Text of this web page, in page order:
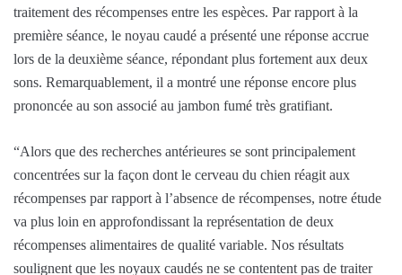
traitement des récompenses entre les espèces. Par rapport à la
première séance, le noyau caudé a présenté une réponse accrue
lors de la deuxième séance, répondant plus fortement aux deux
sons. Remarquablement, il a montré une réponse encore plus
prononcée au son associé au jambon fumé très gratifiant.
“Alors que des recherches antérieures se sont principalement
concentrées sur la façon dont le cerveau du chien réagit aux
récompenses par rapport à l’absence de récompenses, notre étude
va plus loin en approfondissant la représentation de deux
récompenses alimentaires de qualité variable. Nos résultats
soulignent que les noyaux caudés ne se contentent pas de traiter